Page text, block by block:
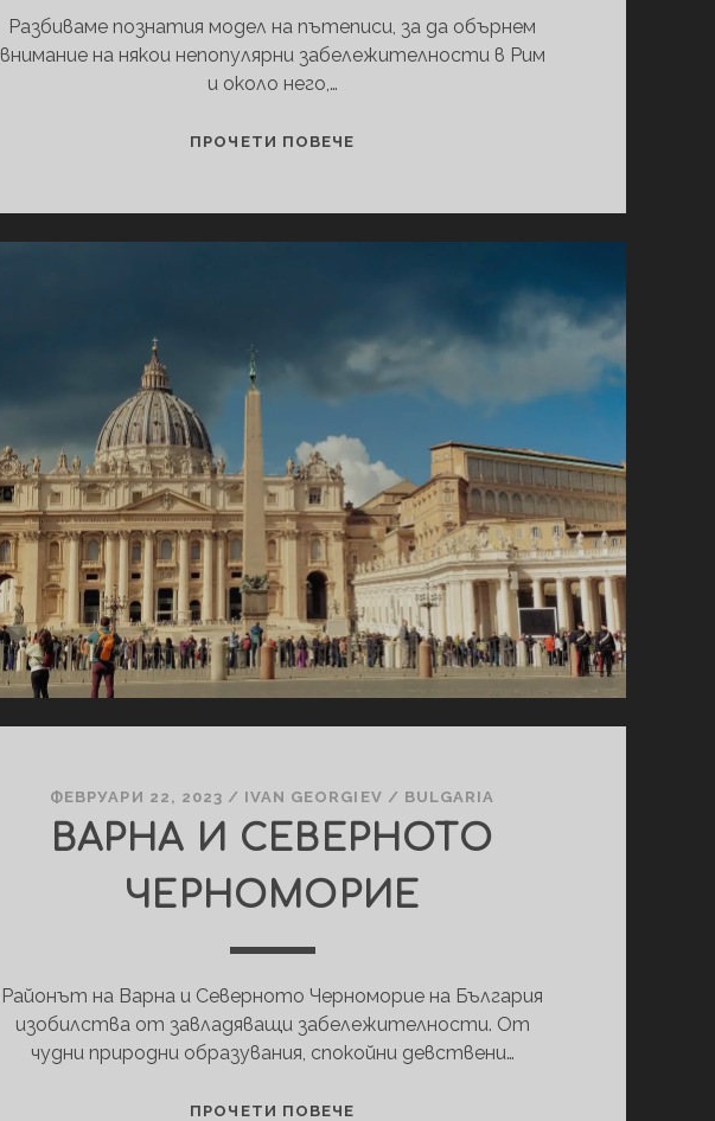
Разбиваме познатия модел на пътеписи, за да обърнем
внимание на някои непопулярни забележителности в Рим
и около него,…
ПРОЧЕТИ ПОВЕЧЕЗАБЕЛЕЖИТЕЛНОСТИ
ФЕВРУАРИ 22, 2023 / IVAN GEORGIEV / BULGARIA
ВАРНА И СЕВЕРНОТО
ЧЕРНОМОРИЕ
Районът на Варна и Северното Черноморие на България
изобилства от завладяващи забележителности. От
чудни природни образувания, спокойни девствени…
ПРОЧЕТИ ПОВЕЧЕВАРНА